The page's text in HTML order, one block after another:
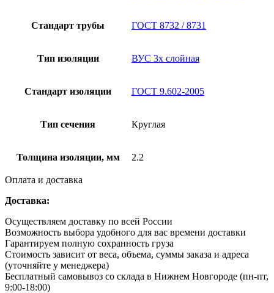
Стандарт трубы ГОСТ 8732 / 8731
Тип изоляции ВУС 3х слойная
Стандарт изоляции ГОСТ 9.602-2005
Тип сечения Круглая
Толщина изоляции, мм 2.2
Оплата и доставка
Доставка:
Осуществляем доставку по всей России
Возможность выбора удобного для вас времени доставки
Гарантируем полную сохранность груза
Стоимость зависит от веса, объема, суммы заказа и адреса
(уточняйте у менеджера)
Бесплатный самовывоз со склада в Нижнем Новгороде (пн-пт,
9:00-18:00)